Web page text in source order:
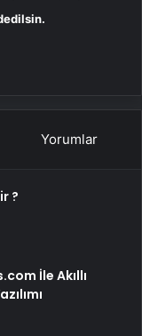
Yorumlar
?
İle Akıllı